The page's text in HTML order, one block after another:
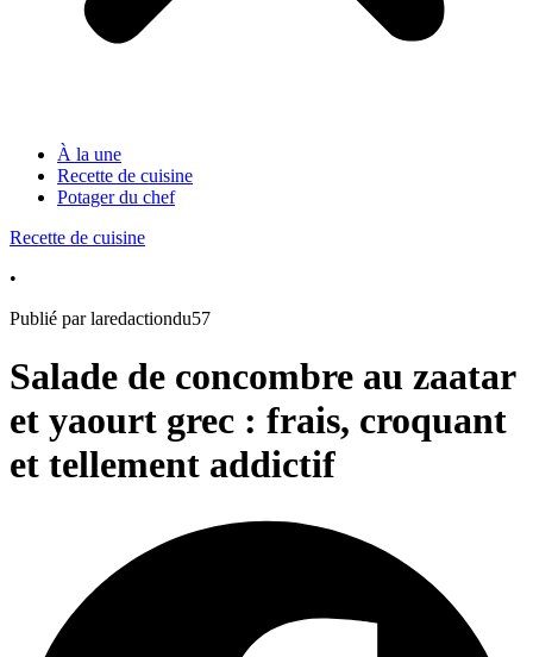
À la une
Recette de cuisine
Potager du chef
Recette de cuisine
•
Publié par laredactiondu57
Salade de concombre au zaatar
et yaourt grec : frais, croquant
et tellement addictif